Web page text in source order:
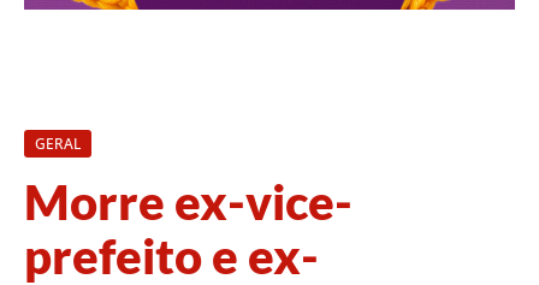
GERAL
Morre ex-vice-
prefeito e ex-